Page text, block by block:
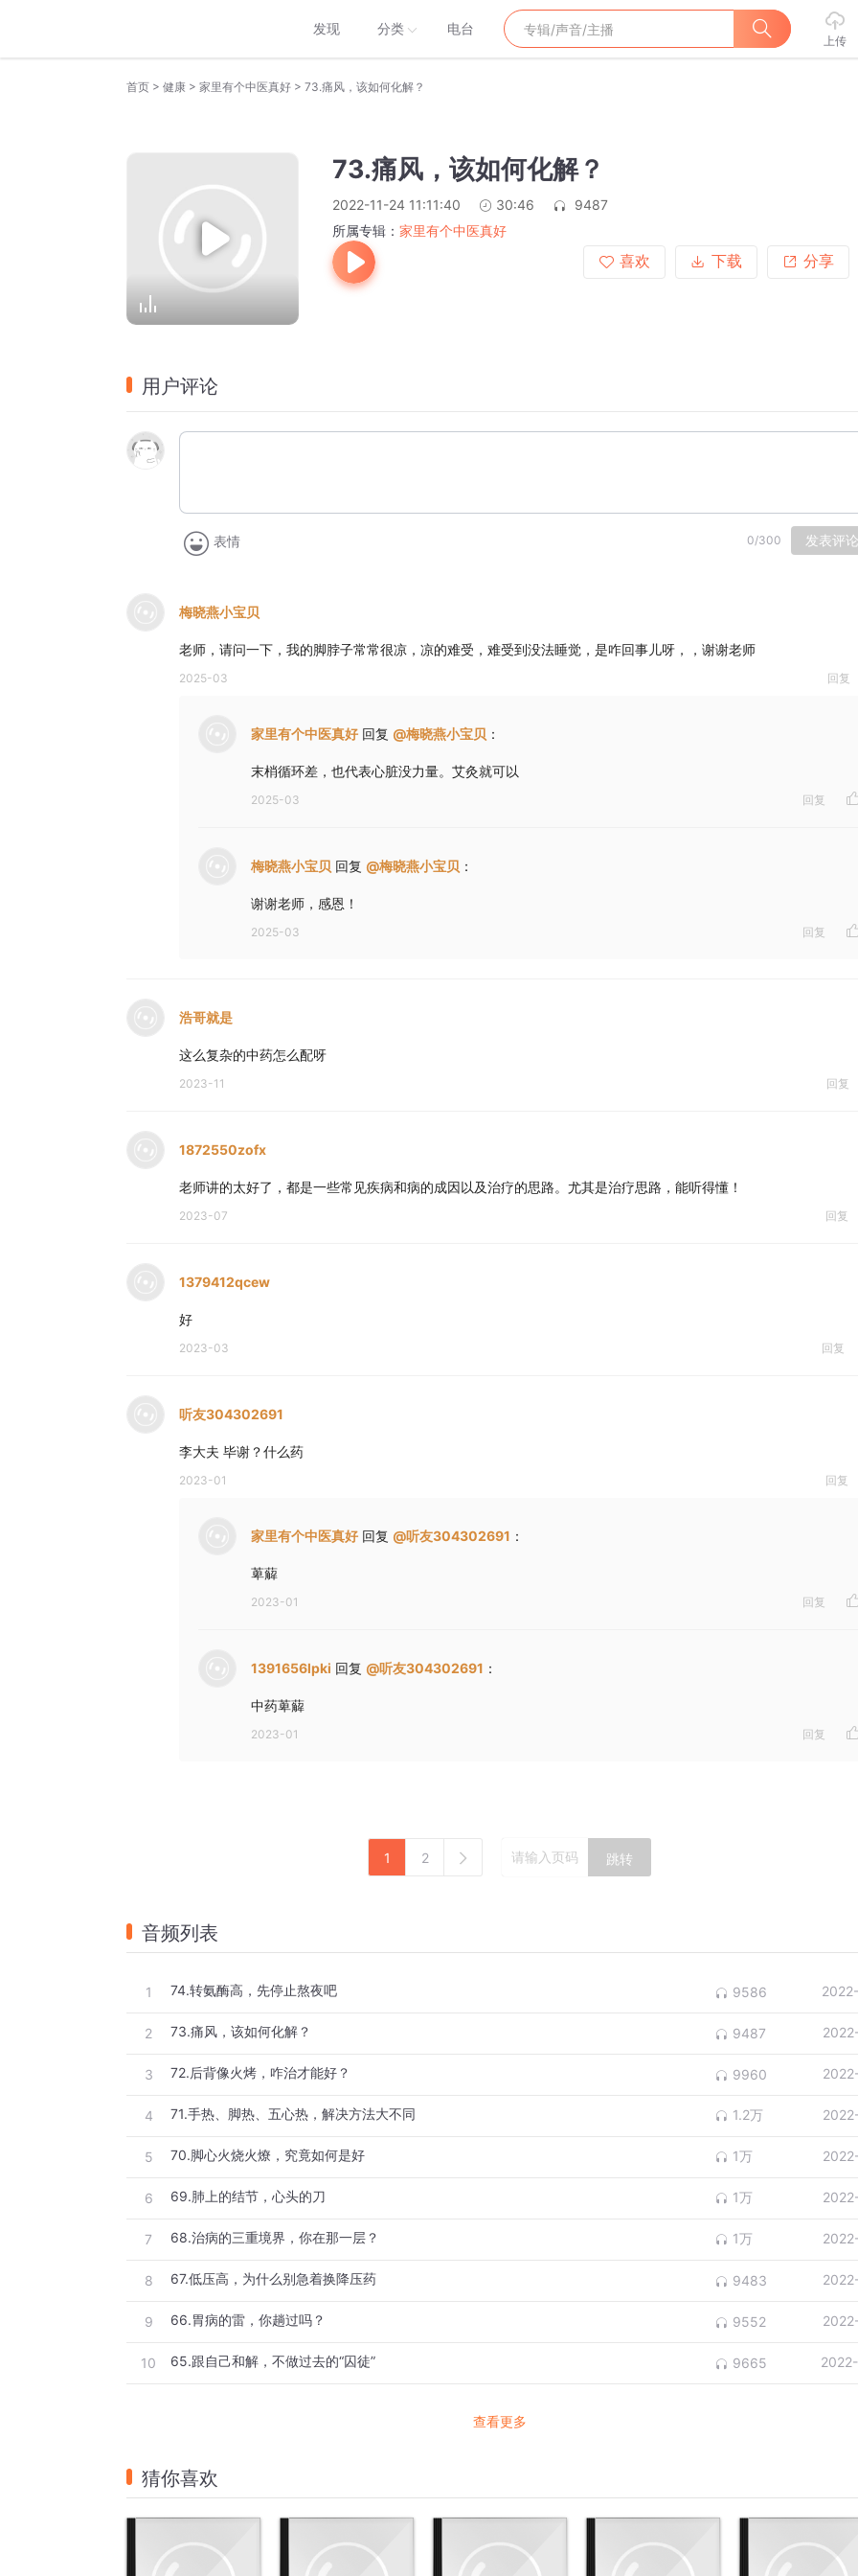
发现 分类 电台
上传
首页 > 健康 > 家里有个中医真好 > 73.痛风，该如何化解？
73.痛风，该如何化解？
2022-11-24 11:11:40 30:46
9487
所属专辑： 家里有个中医真好
喜欢
下载 分享
用户评论
表情 0/300 发表评论
梅晓燕小宝贝
老师，请问一下，我的脚脖子常常很凉，凉的难受，难受到没法睡觉，是咋回事儿呀，，谢谢老师
2025-03 回复
家里有个中医真好 回复 @梅晓燕小宝贝 ：
末梢循环差，也代表心脏没力量。艾灸就可以
2025-03 回复
梅晓燕小宝贝 回复 @梅晓燕小宝贝 ：
谢谢老师，感恩！
2025-03 回复
浩哥就是
这么复杂的中药怎么配呀
2023-11 回复
1872550zofx
老师讲的太好了，都是一些常见疾病和病的成因以及治疗的思路。尤其是治疗思路，能听得懂！
2023-07 回复
1379412qcew
好
2023-03 回复
听友304302691
李大夫 毕谢？什么药
2023-01 回复
家里有个中医真好 回复 @听友304302691 ：
萆薢
2023-01 回复
1391656lpki 回复 @听友304302691 ：
中药萆薢
2023-01 回复
1 2 跳转
音频列表
1 74.转氨酶高，先停止熬夜吧 9586
2 73.痛风，该如何化解？ 9487
3 72.后背像火烤，咋治才能好？ 9960
4 71.手热、脚热、五心热，解决方法大不同 1.2万
5 70.脚心火烧火燎，究竟如何是好 1万
6 69.肺上的结节，心头的刀 1万
7 68.治病的三重境界，你在那一层？ 1万
8 67.低压高，为什么别急着换降压药 9483
9 66.胃病的雷，你趟过吗？ 9552
10 65.跟自己和解，不做过去的“囚徒” 9665
查看更多
猜你喜欢